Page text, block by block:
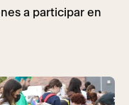
a participar en